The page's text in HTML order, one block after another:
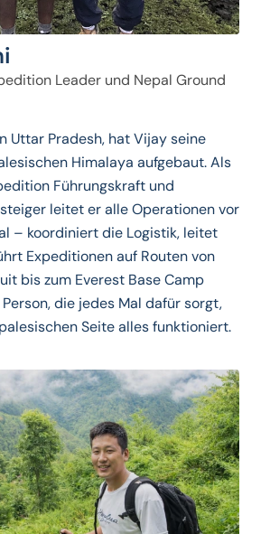
Leader und Nepal Ground
Uttar Pradesh, hat Vijay seine
Himalaya aufgebaut. Als
Führungskraft und
leitet er alle Operationen vor
– koordiniert die Logistik, leitet
Expeditionen auf Routen von
bis zum Everest Base Camp
die jedes Mal dafür sorgt,
Seite alles funktioniert.